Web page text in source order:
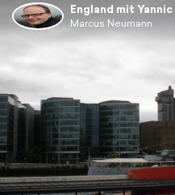
England mit Yannic
Marcus Neumann